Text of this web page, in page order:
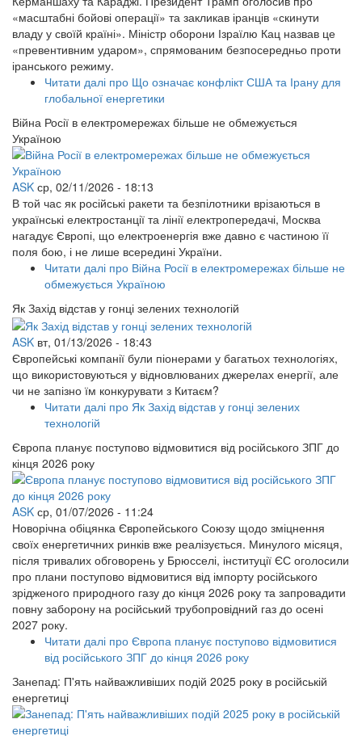
«масштабні бойові операції» та закликав іранців «скинути
владу у своїй країні». Міністр оборони Ізраїлю Кац назвав це
«превентивним ударом», спрямованим безпосередньо проти
іранського режиму.
Читати далі про Що означає конфлікт США та Ірану для
глобальної енергетики
Війна Росії в електромережах більше не обмежується
Україною
ASK ср, 02/11/2026 - 18:13
В той час як російські ракети та безпілотники врізаються в
українські електростанції та лінії електропередачі, Москва
нагадує Європі, що електроенергія вже давно є частиною її
поля бою, і не лише всередині України.
Читати далі про Війна Росії в електромережах більше не
обмежується Україною
Як Захід відстав у гонці зелених технологій
ASK вт, 01/13/2026 - 18:43
Європейські компанії були піонерами у багатьох технологіях,
що використовуються у відновлюваних джерелах енергії, але
чи не запізно їм конкурувати з Китаєм?
Читати далі про Як Захід відстав у гонці зелених
технологій
Європа планує поступово відмовитися від російського ЗПГ до
кінця 2026 року
ASK ср, 01/07/2026 - 11:24
Новорічна обіцянка Європейського Союзу щодо зміцнення
своїх енергетичних ринків вже реалізується. Минулого місяця,
після тривалих обговорень у Брюсселі, інституції ЄС оголосили
про плани поступово відмовитися від імпорту російського
зрідженого природного газу до кінця 2026 року та запровадити
повну заборону на російський трубопровідний газ до осені
2027 року.
Читати далі про Європа планує поступово відмовитися
від російського ЗПГ до кінця 2026 року
Занепад: П'ять найважливіших подій 2025 року в російській
енергетиці